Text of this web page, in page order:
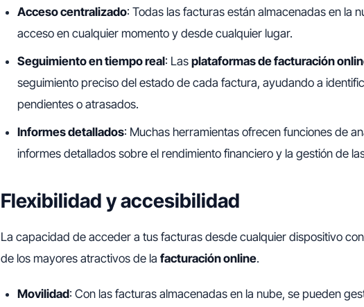
Acceso centralizado: Todas las facturas están almacenadas en la
acceso en cualquier momento y desde cualquier lugar.
Seguimiento en tiempo real: Las plataformas de facturación
seguimiento preciso del estado de cada factura, ayudando a
pendientes o atrasados.
Informes detallados: Muchas herramientas ofrecen funciones de
informes detallados sobre el rendimiento financiero y la gestión de
Flexibilidad y accesibilidad
La capacidad de acceder a tus facturas desde cualquier dispositivo
de los mayores atractivos de la facturación online.
Movilidad: Con las facturas almacenadas en la nube, se pueden